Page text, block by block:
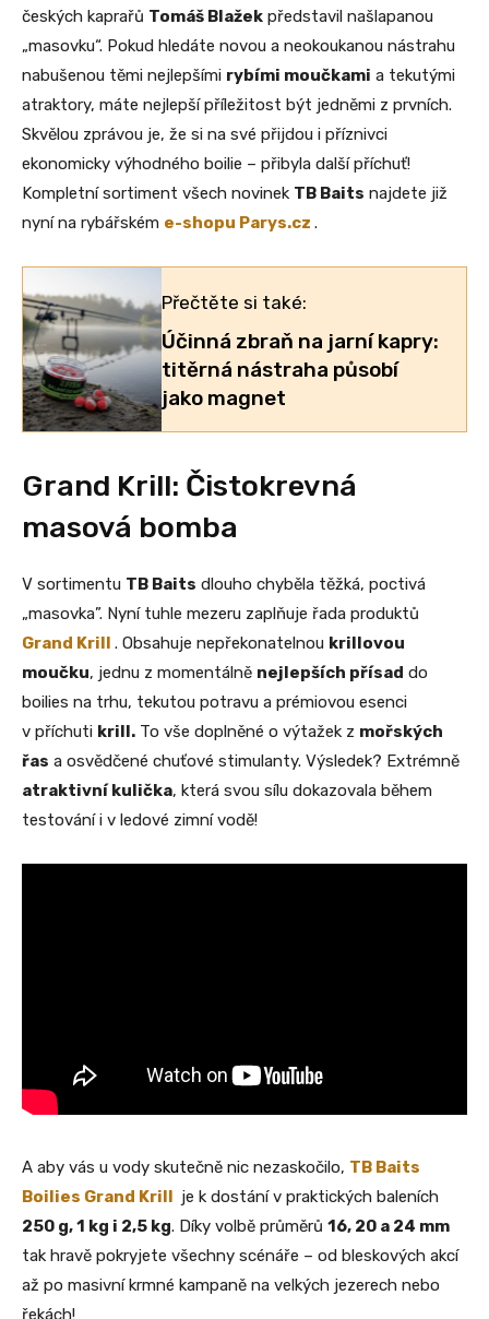
českých kaprařů Tomáš Blažek představil našlapanou
„masovku“. Pokud hledáte novou a neokoukanou nástrahu
nabušenou těmi nejlepšími rybími moučkami a tekutými
atraktory, máte nejlepší příležitost být jedněmi z prvních.
Skvělou zprávou je, že si na své přijdou i příznivci
ekonomicky výhodného boilie – přibyla další příchuť!
Kompletní sortiment všech novinek TB Baits najdete již
nyní na rybářském e-shopu Parys.cz .
Přečtěte si také:
Účinná zbraň na jarní kapry:
titěrná nástraha působí
jako magnet
Grand Krill: Čistokrevná
masová bomba
V sortimentu TB Baits dlouho chyběla těžká, poctivá
„masovka”. Nyní tuhle mezeru zaplňuje řada produktů
Grand Krill . Obsahuje nepřekonatelnou krillovou
moučku, jednu z momentálně nejlepších přísad do
boilies na trhu, tekutou potravu a prémiovou esenci
v příchuti krill. To vše doplněné o výtažek z mořských
řas a osvědčené chuťové stimulanty. Výsledek? Extrémně
atraktivní kulička, která svou sílu dokazovala během
testování i v ledové zimní vodě!
A aby vás u vody skutečně nic nezaskočilo, TB Baits
Boilies Grand Krill je k dostání v praktických baleních
250 g, 1 kg i 2,5 kg. Díky volbě průměrů 16, 20 a 24 mm
tak hravě pokryjete všechny scénáře – od bleskových akcí
až po masivní krmné kampaně na velkých jezerech nebo
řekách!